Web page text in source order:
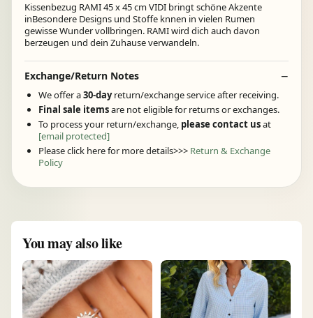
Kissenbezug RAMI 45 x 45 cm VIDI bringt schöne Akzente
inBesondere Designs und Stoffe knnen in vielen Rumen
gewisse Wunder vollbringen. RAMI wird dich auch davon
berzeugen und dein Zuhause verwandeln.
Exchange/Return Notes
We offer a30-dayreturn/exchange service after receiving.
Final sale itemsare not eligible for returns or exchanges.
To process your return/exchange, please contact usat
[email protected]
Please click here for more details>>> Return & Exchange
Policy
You may also like